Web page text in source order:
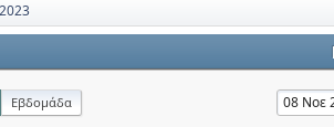
Εβδομάδα